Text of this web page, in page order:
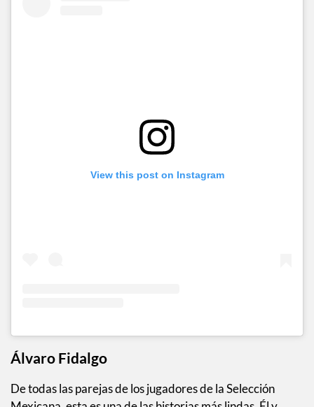
View this post on Instagram
Álvaro Fidalgo
De todas las parejas de los jugadores de la Selección